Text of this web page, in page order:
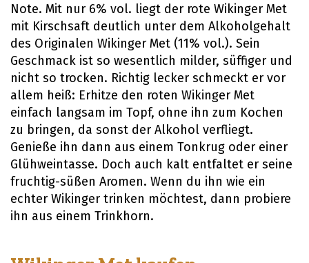
Note. Mit nur 6% vol. liegt der rote Wikinger Met
mit Kirschsaft deutlich unter dem Alkoholgehalt
des Originalen Wikinger Met (11% vol.). Sein
Geschmack ist so wesentlich milder, süffiger und
nicht so trocken. Richtig lecker schmeckt er vor
allem heiß: Erhitze den roten Wikinger Met
einfach langsam im Topf, ohne ihn zum Kochen
zu bringen, da sonst der Alkohol verfliegt.
Genieße ihn dann aus einem Tonkrug oder einer
Glühweintasse. Doch auch kalt entfaltet er seine
fruchtig-süßen Aromen. Wenn du ihn wie ein
echter Wikinger trinken möchtest, dann probiere
ihn aus einem Trinkhorn.